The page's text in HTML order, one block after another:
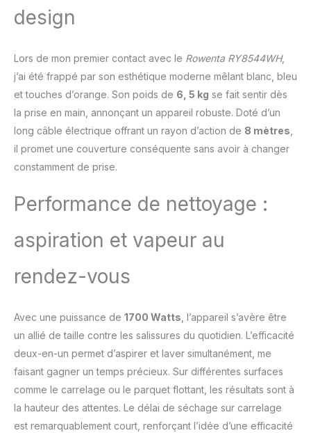
design
Lors de mon premier contact avec le Rowenta RY8544WH,
j’ai été frappé par son esthétique moderne mêlant blanc, bleu
et touches d’orange. Son poids de 6, 5 kg se fait sentir dès
la prise en main, annonçant un appareil robuste. Doté d’un
long câble électrique offrant un rayon d’action de 8 mètres
il promet une couverture conséquente sans avoir à changer
constamment de prise.
Performance de nettoyage :
aspiration et vapeur au
rendez-vous
Avec une puissance de 1700 Watts , l’appareil s’avère être
un allié de taille contre les salissures du quotidien. L’efficacité
deux-en-un permet d’aspirer et laver simultanément, me
faisant gagner un temps précieux. Sur différentes surfaces
comme le carrelage ou le parquet flottant, les résultats sont à
la hauteur des attentes. Le délai de séchage sur carrelage
est remarquablement court, renforçant l’idée d’une efficacité